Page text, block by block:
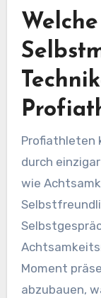
Rückschlägen
Profiathleten
durch